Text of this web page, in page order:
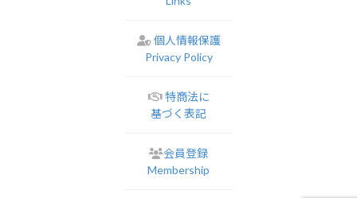
個人情報保護
Privacy Policy
特商法に
基づく表記
会員登録
Membership